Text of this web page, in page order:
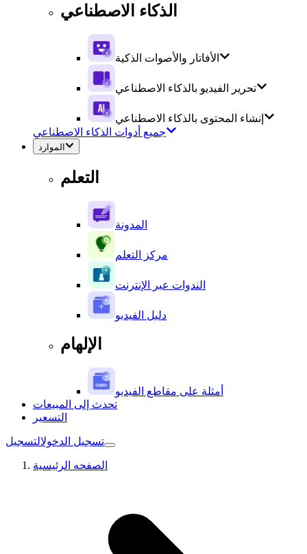
الذكاء الاصطناعي
الأفاتار والأصوات الذكية
تحرير الفيديو بالذكاء الاصطناعي
إنشاء المحتوى بالذكاء الاصطناعي
جميع أدوات الذكاء الاصطناعي
الموارد
التعلم
المدونة
مركز التعلم
الندوات عبر الإنترنت
دليل الفيديو
الإلهام
أمثلة على مقاطع الفيديو
تحدث إلى المبيعات
التسعير
تسجيل الدخولالتسجيل
الصفحه الرئيسية